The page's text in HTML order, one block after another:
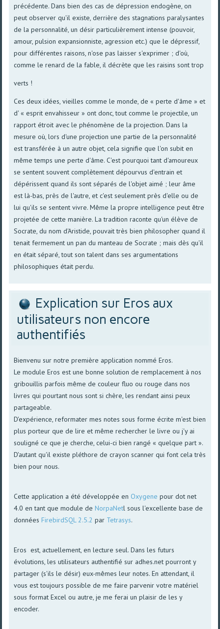
précédente. Dans bien des cas de dépression endogène, on
peut observer qu'il existe, derrière des stagnations paralysantes
de la personnalité, un désir particulièrement intense (pouvoir,
amour, pulsion expansionniste, agression etc.) que le dépressif,
pour différentes raisons, n'ose pas laisser s'exprimer ; d'où,
comme le renard de la fable, il décrète que les raisins sont trop
verts !
Ces deux idées, vieilles comme le monde, de « perte d'âme » et
d' « esprit envahisseur » ont donc, tout comme le projectile, un
rapport étroit avec le phénomène de la projection. Dans la
mesure où, lors d'une projection une partie de la personnalité
est transférée à un autre objet, cela signifie que l'on subit en
même temps une perte d'âme. C'est pourquoi tant d'amoureux
se sentent souvent complètement dépourvus d'entrain et
dépérissent quand ils sont séparés de l'objet aimé ; leur âme
est là-bas, près de l'autre, et c'est seulement près d'elle ou de
lui qu'ils se sentent vivre. Même la propre intelligence peut être
projetée de cette manière. La tradition raconte qu'un élève de
Socrate, du nom d'Aristide, pouvait très bien philosopher quand il
tenait fermement un pan du manteau de Socrate ; mais dès qu'il
en était séparé, tout son talent dans ses argumentations
philosophiques était perdu.
Explication sur Eros aux
utilisateurs non encore
authentifiés
Bienvenu sur notre première application nommé Eros.
Le module Eros est une bonne solution de remplacement à nos
gribouillis parfois même de couleur fluo ou rouge dans nos
livres qui pourtant nous sont si chère, les rendant ainsi peux
partageable.
D'expérience, reformater mes notes sous forme écrite m'est bien
plus porteur que de lire et même rechercher le livre ou j'y ai
souligné ce que je cherche, celui-ci bien rangé « quelque part ».
D'autant qu'il existe pléthore de crayon scanner qui font cela très
bien pour nous.
Cette application a été développée en Oxygene pour dot net
4.0 en tant que module deNorpaNetl sous l'excellente base de
donnéesFirebirdSQL 2.5.2 par Tetrasys.
Eros est, actuellement, en lecture seul. Dans les futurs
évolutions, les utilisateurs authentifié sur adhes.net pourront y
partager (s'ils le désir) eux-mêmes leur notes. En attendant, il
vous est toujours possible de me faire parvenir votre matériel
sous format Excel ou autre, je me ferai un plaisir de les y
encoder.